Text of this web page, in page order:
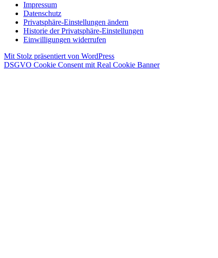
Impressum
Datenschutz
Privatsphäre-Einstellungen ändern
Historie der Privatsphäre-Einstellungen
Einwilligungen widerrufen
Mit Stolz präsentiert von WordPress
DSGVO Cookie Consent mit Real Cookie Banner